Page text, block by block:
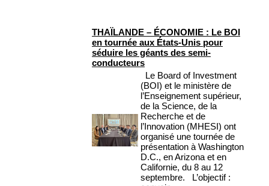
THAÏLANDE – ÉCONOMIE : Le BOI
en tournée aux États-Unis pour
séduire les géants des semi-
conducteurs
Le Board of Investment
(BOI) et le ministère de
l’Enseignement supérieur,
de la Science, de la
Recherche et de
l’Innovation (MHESI) ont
organisé une tournée de
présentation à Washington
D.C., en Arizona et en
Californie, du 8 au 12
septembre. L’objectif :